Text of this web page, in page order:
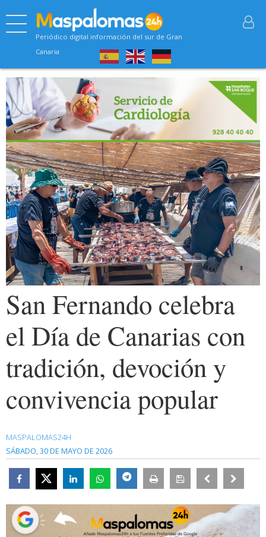
Periódico digital información del sur de Gran
Canaria
San Fernando celebra
el Día de Canarias con
tradición, devoción y
convivencia popular
MASPALOMAS24H
SÁBADO, 30 DE MAYO DE 2026